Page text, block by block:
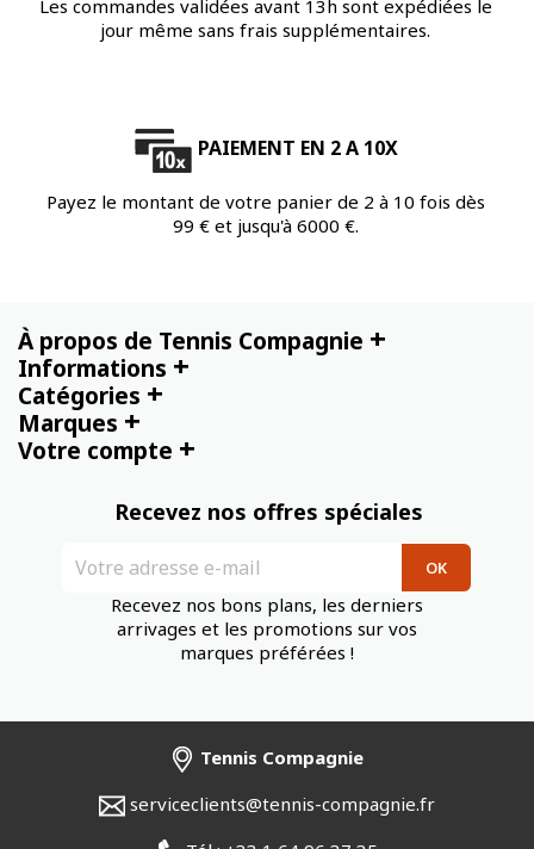
Les commandes validées avant 13h sont expédiées le
jour même sans frais supplémentaires.
PAIEMENT EN 2 A 10X
Payez le montant de votre panier de 2 à 10 fois dès
99 € et jusqu'à 6000 €.
À propos de Tennis Compagnie +
Informations +
Catégories +
Marques +
Votre compte +
Recevez nos offres spéciales
Recevez nos bons plans, les derniers
arrivages et les promotions sur vos
marques préférées !
Tennis Compagnie
serviceclients@tennis-compagnie.fr